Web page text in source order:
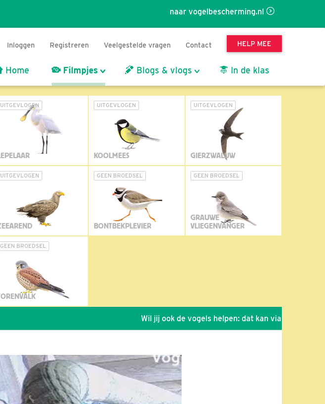
naar vogelbescherming.nl
Inloggen Registreren Veelgestelde vragen Contact HELP MEE
Home Filmpjes Blogs & vlogs In de klas
UITGEVLOGEN UITGEVLOGEN
KOOLMEES
UITGEVLOGEN
GIERZWALUW
UITGEVLOGEN GEEN BROEDSEL
BONTBEKPLEVIER
GEEN BROEDSEL
GRAUWE
VLIEGENVANGER
GEEN BROEDSEL
Wil jij ook de vogels helpen: dat kan via de link!